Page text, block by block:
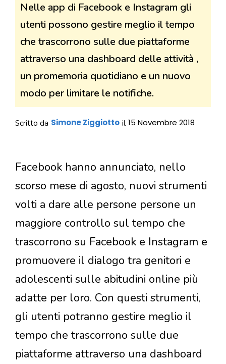
Nelle app di Facebook e Instagram gli
utenti possono gestire meglio il tempo
che trascorrono sulle due piattaforme
attraverso una dashboard delle attività ,
un promemoria quotidiano e un nuovo
modo per limitare le notifiche.
Scritto da Simone Ziggiotto il 15 Novembre 2018
Facebook hanno annunciato, nello
scorso mese di agosto, nuovi strumenti
volti a dare alle persone persone un
maggiore controllo sul tempo che
trascorrono su Facebook e Instagram e
promuovere il dialogo tra genitori e
adolescenti sulle abitudini online più
adatte per loro. Con questi strumenti,
gli utenti potranno gestire meglio il
tempo che trascorrono sulle due
piattaforme attraverso una dashboard